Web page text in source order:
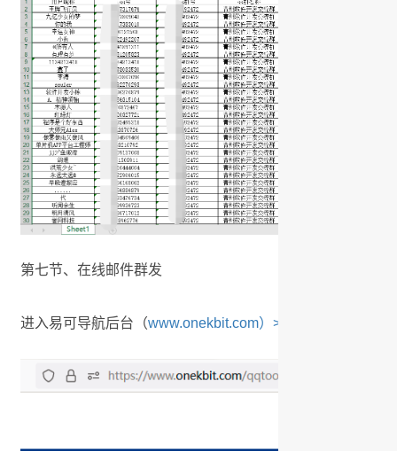
第七节、在线邮件群发
进入易可导航后台（www.onekbit.com）>云上工具>在线工